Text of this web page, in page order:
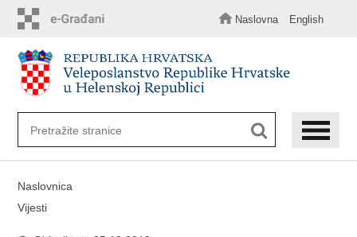
sadržaj
Naslovna English
Naslovnica
Vijesti